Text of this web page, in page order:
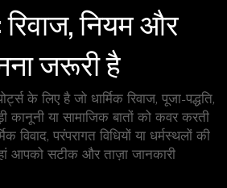
रिवाज, नियम और
जरूरी है
के लिए है जो धार्मिक रिवाज, पूजा-पद्धति,
या सामाजिक बातों को कवर करती
विवाद, परंपरागत विधियों या धर्मस्थलों की
आपको सटीक और ताज़ा जानकारी